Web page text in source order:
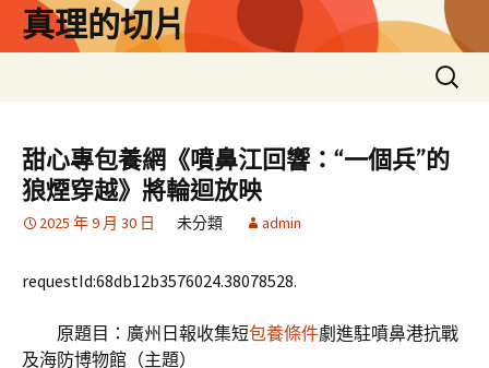
真理的切片
搜
尋
鍵
字:
甜心專包養網《噴鼻江回響：“一個兵”的
狼煙穿越》將輪迴放映
2025 年 9 月 30 日 未分類 admin
requestId:68db12b3576024.38078528.
原題目：廣州日報收集短包養條件劇進駐噴鼻港抗戰
及海防博物館（主題）